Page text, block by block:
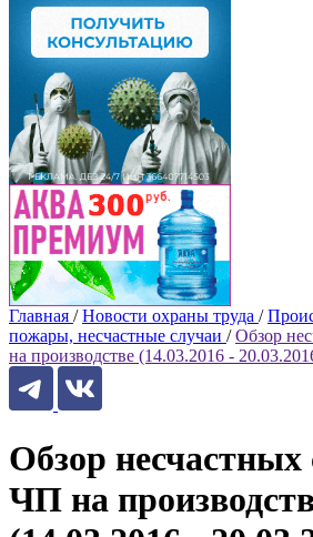
Главная / Новости охраны труда /
пожары, несчастные случаи / Обзор
на производстве (14.03.2016 -
Обзор несчастных
ЧП на